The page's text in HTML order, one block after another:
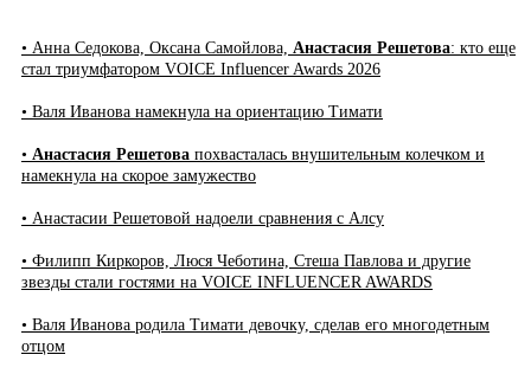
• Анна Седокова, Оксана Самойлова, Анастасия Решетова: кто еще
стал триумфатором VOICE Influencer Awards 2026
• Валя Иванова намекнула на ориентацию Тимати
• Анастасия Решетова похвасталась внушительным колечком и
намекнула на скорое замужество
• Анастасии Решетовой надоели сравнения с Алсу
• Филипп Киркоров, Люся Чеботина, Стеша Павлова и другие
звезды стали гостями на VOICE INFLUENCER AWARDS
• Валя Иванова родила Тимати девочку, сделав его многодетным
отцом